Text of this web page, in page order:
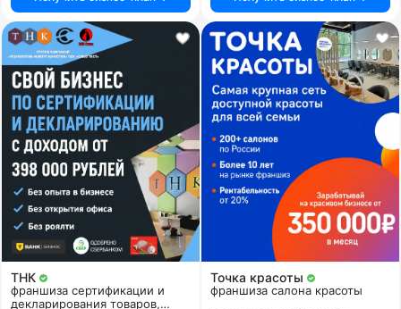
ТНК
франшиза сертификации и
декларирования товаров,
Точка красоты
франшиза салона красоты